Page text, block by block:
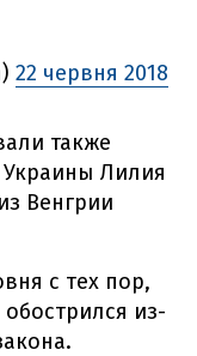
22 червня 2018
также
Лилия
Венгрии
с тех пор,
из-